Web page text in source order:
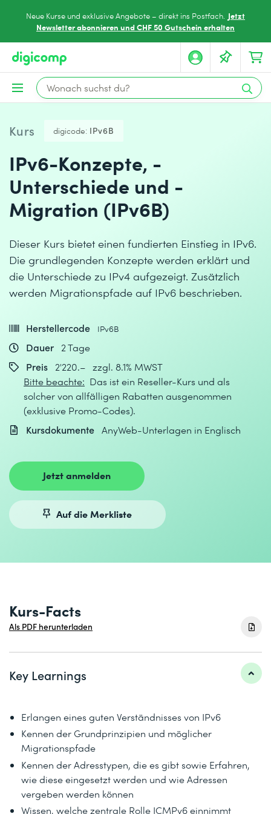
Neue Kurse und exklusive Angebote – direkt ins Postfach. Jetzt
Newsletter abonnieren und CHF 50 Gutschein erhalten
Kurs digicode: IPv6B
IPv6-Konzepte, -
Unterschiede und -
Migration (IPv6B)
Dieser Kurs bietet einen fundierten Einstieg in IPv6.
Die grundlegenden Konzepte werden erklärt und
die Unterschiede zu IPv4 aufgezeigt. Zusätzlich
werden Migrationspfade auf IPv6 beschrieben.
Herstellercode IPv6B
Dauer
2 Tage
Preis 2'220.– zzgl. 8.1% MWST
Bitte beachte: Das ist ein Reseller-Kurs und als
solcher von allfälligen Rabatten ausgenommen
(exklusive Promo-Codes).
Kursdokumente AnyWeb-Unterlagen in Englisch
Jetzt anmelden
Auf die Merkliste
Kurs-Facts
Als PDF herunterladen
Key Learnings
Erlangen eines guten Verständnisses von IPv6
Kennen der Grundprinzipien und möglicher
Migrationspfade
Kennen der Adresstypen, die es gibt sowie Erfahren,
wie diese eingesetzt werden und wie Adressen
vergeben werden können
Wissen, welche zentrale Rolle ICMPv6 einnimmt